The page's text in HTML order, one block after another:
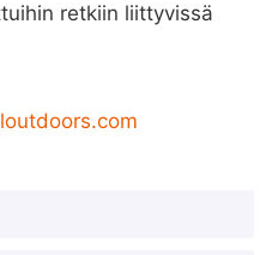
retkiin liittyvissä